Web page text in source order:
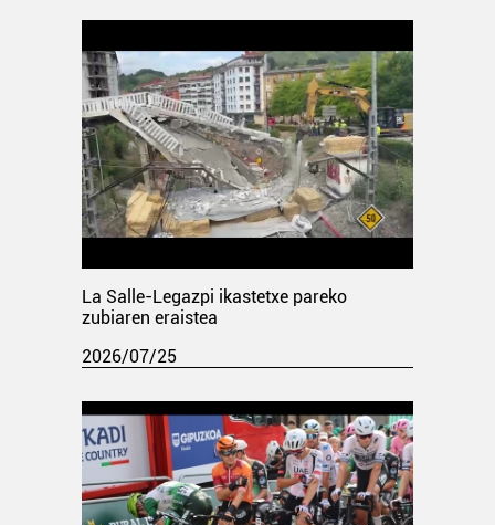
La Salle-Legazpi ikastetxe pareko
zubiaren eraistea
2026/07/25